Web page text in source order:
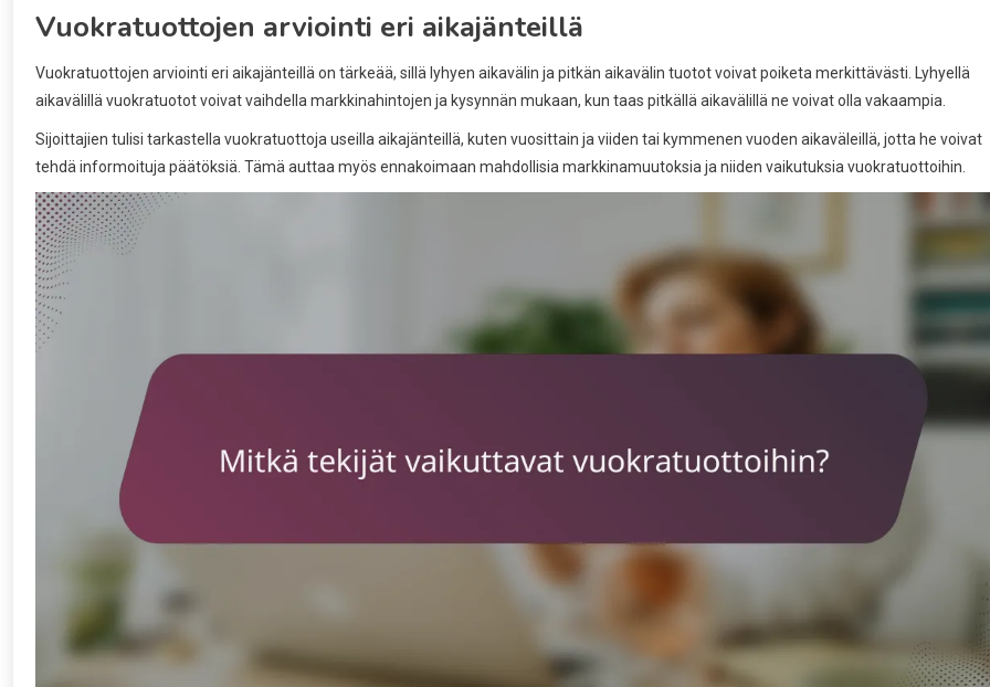
Vuokratuottojen arviointi eri aikajänteillä
Vuokratuottojen arviointi eri aikajänteillä on tärkeää, sillä lyhyen aikavälin ja pitkän aikavälin tuotot voivat poiketa merkittävästi. Lyhyellä
aikavälillä vuokratuotot voivat vaihdella markkinahintojen ja kysynnän mukaan, kun taas pitkällä aikavälillä ne voivat olla vakaampia.
Sijoittajien tulisi tarkastella vuokratuottoja useilla aikajänteillä, kuten vuosittain ja viiden tai kymmenen vuoden aikaväleillä, jotta he voivat
tehdä informoituja päätöksiä. Tämä auttaa myös ennakoimaan mahdollisia markkinamuutoksia ja niiden vaikutuksia vuokratuottoihin.